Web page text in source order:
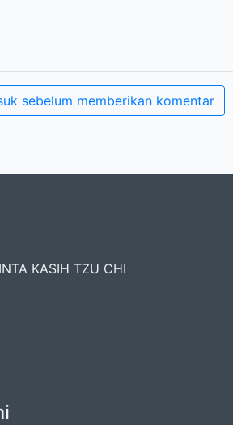
sebelum memberikan komentar
KASIH TZU CHI